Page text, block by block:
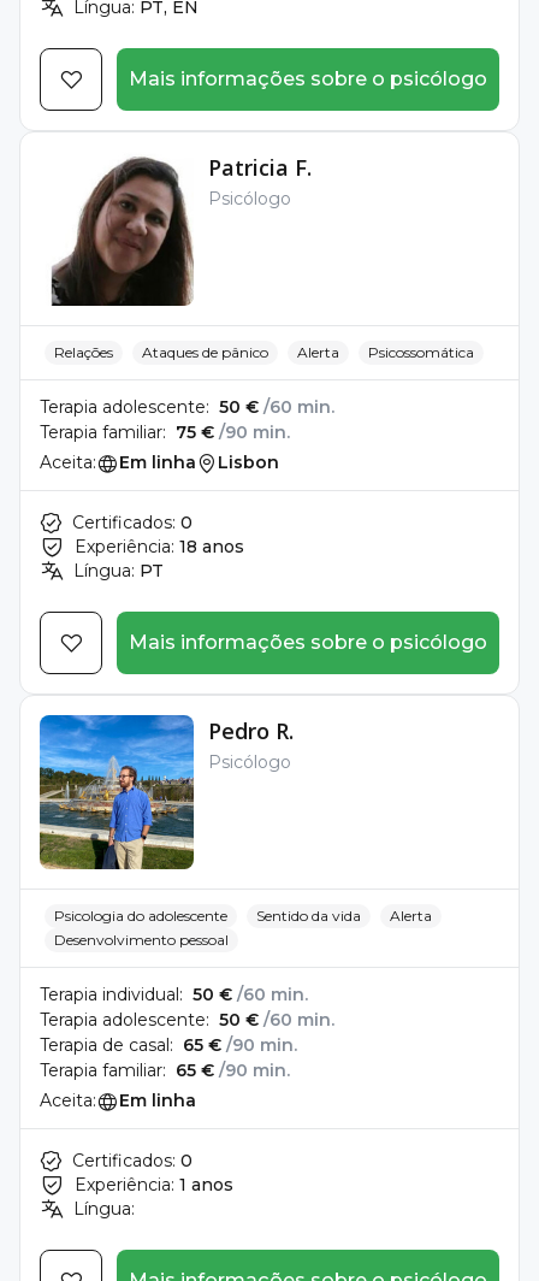
Língua: PT, EN
Mais informações sobre o psicólogo
Patricia F.
Psicólogo
Relações Ataques de pânico Alerta Psicossomática
Terapia adolescente: 50 € /60 min.
Terapia familiar: 75 € /90 min.
Aceita:
Em linha Lisbon
Certificados: 0
Experiência: 18 anos
Língua: PT
Mais informações sobre o psicólogo
Pedro R.
Psicólogo
Psicologia do adolescente Sentido da vida
Alerta
Desenvolvimento pessoal
Terapia individual: 50 € /60 min.
Terapia adolescente: 50 € /60 min.
Terapia de casal: 65 € /90 min.
Terapia familiar: 65 € /90 min.
Aceita:
Em linha
Certificados: 0
Experiência: 1 anos
Língua: